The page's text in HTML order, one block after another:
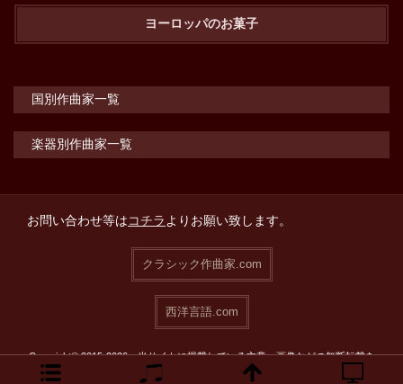
ヨーロッパのお菓子
国別作曲家一覧
楽器別作曲家一覧
お問い合わせ等はコチラよりお願い致します。
クラシック作曲家.com
西洋言語.com
Copyright© 2015-2026 当サイトに掲載している文章・画像などの無断転載を